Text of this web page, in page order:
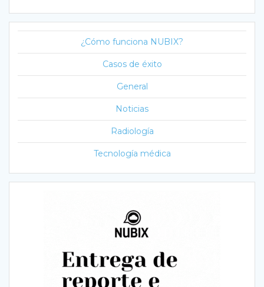
¿Cómo funciona NUBIX?
Casos de éxito
General
Noticias
Radiología
Tecnología médica